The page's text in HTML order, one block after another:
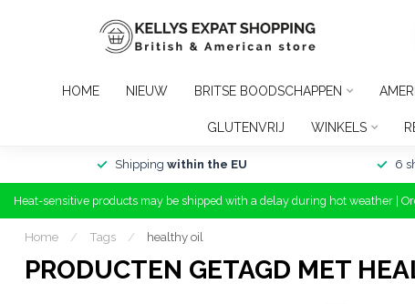
HOME NIEUW BRITSE BOODSCHAPPEN
GLUTENVRIJ WINKELS
Shipping within the EU 6
Heat-sensitive products may be shipped with a delay during hot weather |
Home / Tags / healthy oil
PRODUCTEN GETAGD MET